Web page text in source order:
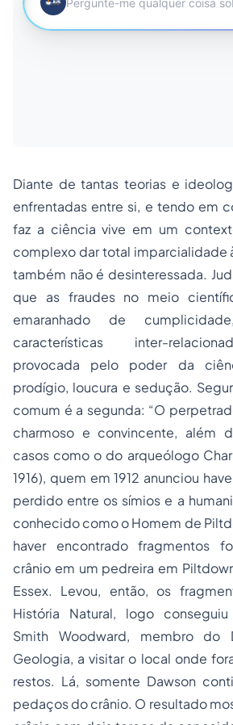
Diante de tantas teorias e
enfrentadas entre si, e tendo em
faz a ciência vive em um
complexo dar total imparcialidade
também não é desinteressada.
que as fraudes no meio
emaranhado de
características inter-
provocada pelo poder da
prodígio, loucura e sedução.
comum é a segunda: “O
charmoso e convincente, além
casos como o do arqueólogo
1916), quem em 1912 anunciou
perdido entre os símios e a
conhecido como oHomem de
haver encontrado fragmentos
crânio em um pedreira em
Essex. Levou, então, os
História Natural, logo
Smith Woodward, membro do
Geologia, a visitar o local onde
restos. Lá, somente Dawson
pedaços do crânio. O resultado